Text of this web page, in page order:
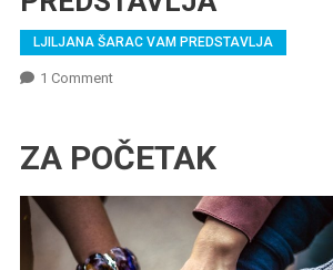
LJILJANA ŠARAC VAM PREDSTAVLJA
1 CommentOn
VAM
ZA POČETAK